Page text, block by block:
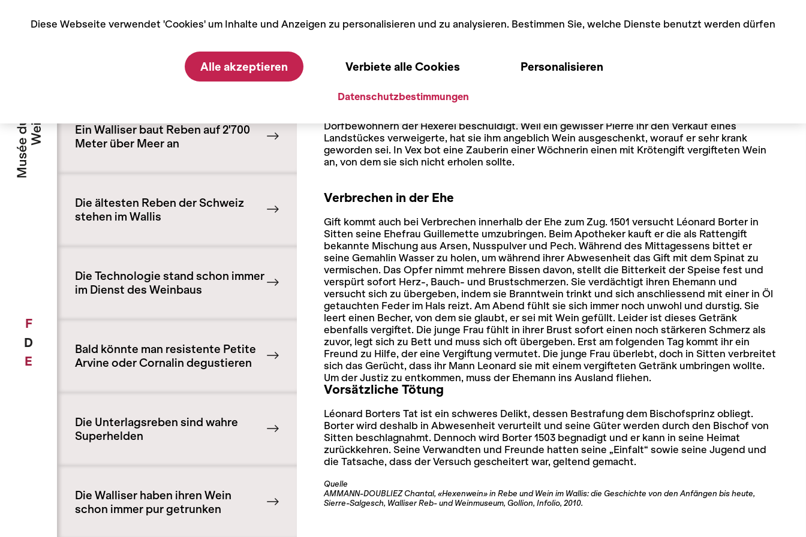
F
D
E
Wussten Sie schon?
Ein Walliser baut Reben auf 2'700
Meter über Meer an
Die ältesten Reben der Schweiz
stehen im Wallis
Die Technologie stand schon immer
im Dienst des Weinbaus
Bald könnte man resistente Petite
Arvine oder Cornalin degustieren
Die Unterlagsreben sind wahre
Superhelden
Die Walliser haben ihren Wein
schon immer pur getrunken
Wein war ein geeignetes Mittel um Feinde zu vergiften
Während der Zeit der Hexenverfolgung wird das erlittene Unheil verschiedentlich mit Wein in
Dorfbewohnern der Hexerei beschuldigt. Weil ein gewisser Pierre ihr den Verkauf eines
Landstückes verweigerte, hat sie ihm angeblich Wein ausgeschenkt, worauf er sehr krank
geworden sei. In Vex bot eine Zauberin einer Wöchnerin einen mit Krötengift vergifteten Wein
an, von dem sie sich nicht erholen sollte.
Verbrechen in der Ehe
Gift kommt auch bei Verbrechen innerhalb der Ehe zum Zug. 1501 versucht Léonard Borter in
Sitten seine Ehefrau Guillemette umzubringen. Beim Apotheker kauft er die als Rattengift
bekannte Mischung aus Arsen, Nusspulver und Pech. Während des Mittagessens bittet er
seine Gemahlin Wasser zu holen, um während ihrer Abwesenheit das Gift mit dem Spinat zu
vermischen. Das Opfer nimmt mehrere Bissen davon, stellt die Bitterkeit der Speise fest und
verspürt sofort Herz-, Bauch- und Brustschmerzen. Sie verdächtigt ihren Ehemann und
versucht sich zu übergeben, indem sie Branntwein trinkt und sich anschliessend mit einer in Öl
getauchten Feder im Hals reizt. Am Abend fühlt sie sich immer noch unwohl und durstig. Sie
leert einen Becher, von dem sie glaubt, er sei mit Wein gefüllt. Leider ist dieses Getränk
ebenfalls vergiftet. Die junge Frau fühlt in ihrer Brust sofort einen noch stärkeren Schmerz als
zuvor, legt sich zu Bett und muss sich oft übergeben. Erst am folgenden Tag kommt ihr ein
Freund zu Hilfe, der eine Vergiftung vermutet. Die junge Frau überlebt, doch in Sitten verbreitet
sich das Gerücht, dass ihr Mann Leonard sie mit einem vergifteten Getränk umbringen wollte.
Um der Justiz zu entkommen, muss der Ehemann ins Ausland fliehen.
Vorsätzliche Tötung
Léonard Borters Tat ist ein schweres Delikt, dessen Bestrafung dem Bischofsprinz obliegt.
Borter wird deshalb in Abwesenheit verurteilt und seine Güter werden durch den Bischof von
Sitten beschlagnahmt. Dennoch wird Borter 1503 begnadigt und er kann in seine Heimat
zurückkehren. Seine Verwandten und Freunde hatten seine „Einfalt“ sowie seine Jugend und
die Tatsache, dass der Versuch gescheitert war, geltend gemacht.
Quelle
AMMANN-DOUBLIEZ Chantal, «Hexenwein» in Rebe und Wein im Wallis: die Geschichte von den Anfängen bis heute,
Sierre-Salgesch, Walliser Reb- und Weinmuseum, Gollion, Infolio, 2010.
Diese Webseite verwendet 'Cookies' um Inhalte und Anzeigen zu personalisieren und zu analysieren. Bestimmen Sie, welche Dienste benutzt werden dürfen
Alle akzeptieren Verbiete alle Cookies Personalisieren
Datenschutzbestimmungen